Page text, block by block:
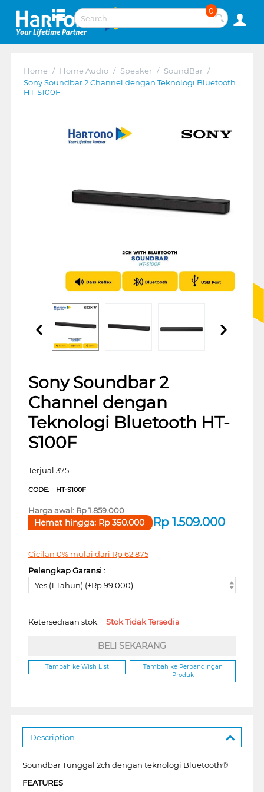
0
Home / Home Audio / Speaker / SoundBar /
Sony Soundbar 2 Channel dengan Teknologi Bluetooth
HT-S100F
Sony Soundbar 2
Channel dengan
Teknologi Bluetooth HT-
S100F
Terjual 375
CODE: HT-S100F
Harga awal:Rp1.859.000
Rp 1.509.000
Hemat hingga: Rp350.000
Cicilan 0% mulai dari Rp62.875
Pelengkap Garansi :
Yes (1 Tahun) (+Rp 99.000)
Ketersediaan stok: Stok Tidak Tersedia
BELI SEKARANG
Tambah ke Wish List
Tambah ke Perbandingan
Produk
Description
Soundbar Tunggal 2ch dengan teknologi Bluetooth®
FEATURES